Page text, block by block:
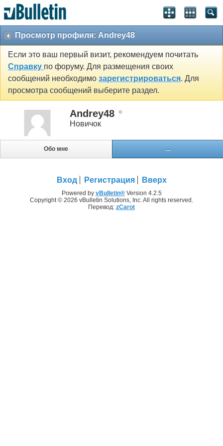
Просмотр профиля: Andrey48
Если это ваш первый визит, рекомендуем почитать
Справку по форуму. Для размещения своих
сообщений необходимо зарегистрироваться. Для
просмотра сообщений выберите раздел.
Andrey48
Новичок
Обо мне ...
Вход Регистрация Вверх
Powered by vBulletin®Version 4.2.5
Copyright © 2026 vBulletin Solutions, Inc. All rights reserved.
Перевод: zCarot